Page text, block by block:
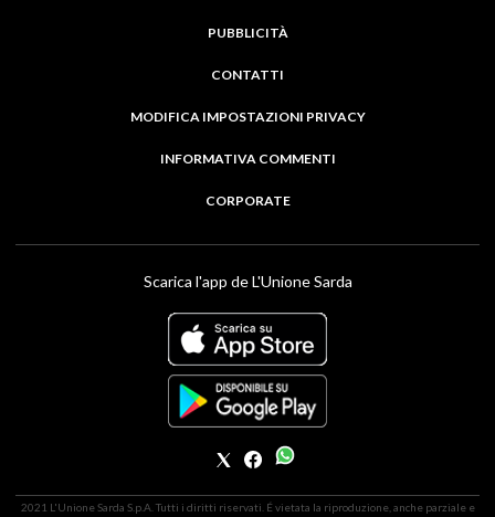
PUBBLICITÀ
CONTATTI
MODIFICA IMPOSTAZIONI PRIVACY
INFORMATIVA COMMENTI
CORPORATE
Scarica l'app de L'Unione Sarda
2021 L'Unione Sarda S.p.A. Tutti i diritti riservati. É vietata la riproduzione, anche parziale e